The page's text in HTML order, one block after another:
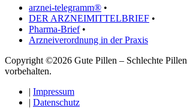
arznei-telegramm® •
DER ARZNEIMITTELBRIEF •
Pharma-Brief•
Arzneiverordnung in der Praxis
Copyright ©2026 Gute Pillen – Schlechte
vorbehalten.
| Impressum
| Datenschutz